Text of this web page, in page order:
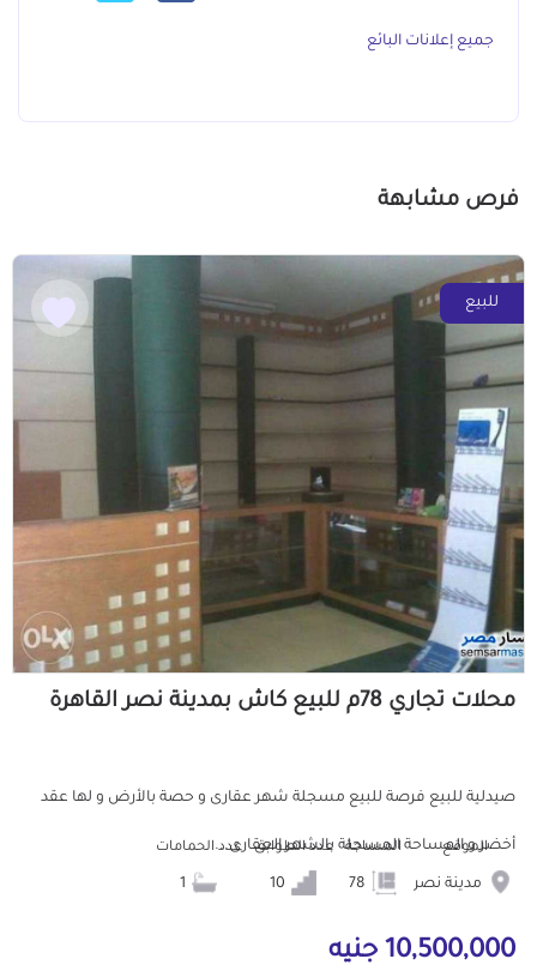
جميع إعلانات البائع
فرص مشابهة
للبيع
محلات تجاري 78م للبيع كاش بمدينة نصر القاهرة
صيدلية للبيع فرصة للبيع مسجلة شهر عقارى و حصة بالأرض و لها عقد
أخضر و المساحة المسجلة بالشهر العقارى...
الموقع
مدينة نصر
المساحة عدد الطوابق عدد الحمامات
10,500,000 جنيه